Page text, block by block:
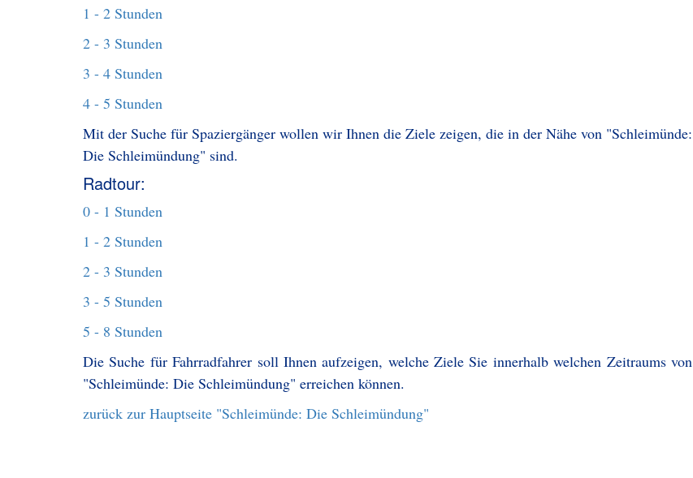
1 - 2 Stunden
2 - 3 Stunden
3 - 4 Stunden
4 - 5 Stunden
Mit der Suche für Spaziergänger wollen wir Ihnen die Ziele zeigen, die in der Nähe von "Schleimünde:
Die Schleimündung" sind.
Radtour:
0 - 1 Stunden
1 - 2 Stunden
2 - 3 Stunden
3 - 5 Stunden
5 - 8 Stunden
Die Suche für Fahrradfahrer soll Ihnen aufzeigen, welche Ziele Sie innerhalb welchen Zeitraums von
"Schleimünde: Die Schleimündung" erreichen können.
zurück zur Hauptseite "Schleimünde: Die Schleimündung"